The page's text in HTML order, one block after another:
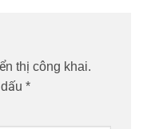
thị công khai.
*